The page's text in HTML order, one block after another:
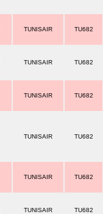
TUNISAIR TU682
TUNISAIR TU682
TUNISAIR TU682
TUNISAIR TU682
TUNISAIR TU682
TUNISAIR TU682